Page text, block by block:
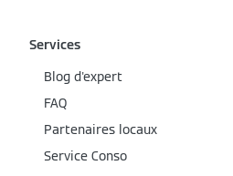
Services
Blog d'expert
FAQ
Partenaires locaux
Service Conso